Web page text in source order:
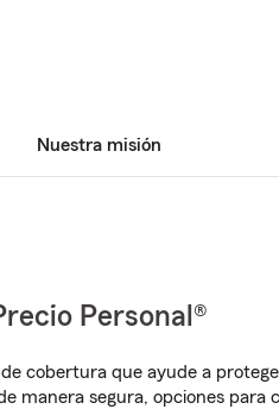
Nuestra misión
Personal®
cobertura que ayude a
manera segura, opciones para